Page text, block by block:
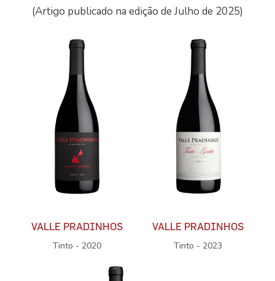
(Artigo publicado na edição de Julho de 2025)
VALLE PRADINHOS
Tinto - 2020
VALLE PRADINHOS
Tinto - 2023